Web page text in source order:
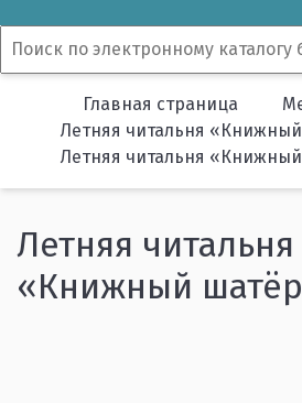
Главная страница
Летняя читальня
Летняя читальня
Летняя читальня
«Книжный